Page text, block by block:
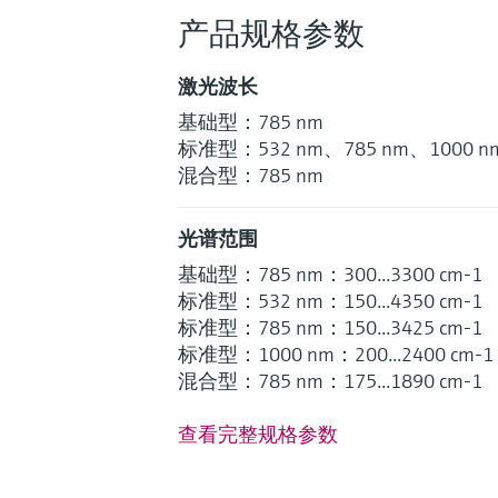
产品规格参数
激光波长
基础型：785 nm
标准型：532 nm、785 nm、1000
混合型：785 nm
光谱范围
基础型：785 nm：300...3300 cm-1
标准型：532 nm：150...4350 cm-1
标准型：785 nm：150...3425 cm-1
标准型：1000 nm：200...2400 cm-1
混合型：785 nm：175...1890 cm-1
查看完整规格参数